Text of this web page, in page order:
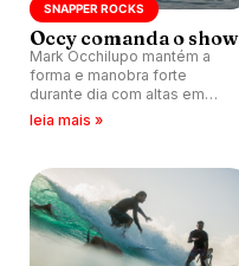
SNAPPER ROCKS
Occy comanda o show
Mark Occhilupo mantém a
forma e manobra forte
durante dia com altas em
Snapper Rocks, Austrália.
leia mais »